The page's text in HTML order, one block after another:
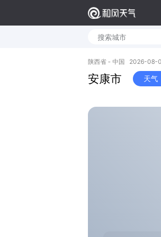
陕西省 - 中国 2026-08-
安康市 天气